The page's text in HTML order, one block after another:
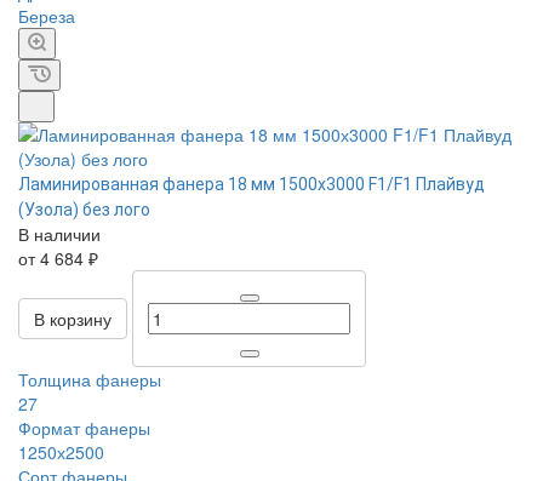
Береза
Ламинированная фанера 18 мм 1500х3000 F1/F1 Плайвуд
(Узола) без лого
В наличии
от 4 684 ₽
В корзину
Толщина фанеры
27
Формат фанеры
1250х2500
Сорт фанеры